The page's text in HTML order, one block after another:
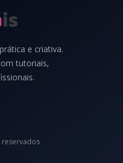
e criativa.
tutoriais,